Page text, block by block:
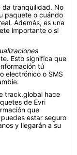
da tranquilidad. No
paquete o cuándo
Además, es una
importante o si
Esto significa que
tú
electrónico o SMS
track.global hace
de Evri
que
estar seguro
y llegarán a su